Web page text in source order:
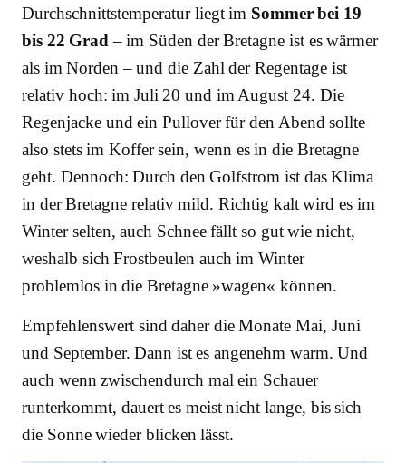
Durchschnittstemperatur liegt im Sommer bei 19
bis 22 Grad – im Süden der Bretagne ist es wärmer
als im Norden – und die Zahl der Regentage ist
relativ hoch: im Juli 20 und im August 24. Die
Regenjacke und ein Pullover für den Abend sollte
also stets im Koffer sein, wenn es in die Bretagne
geht. Dennoch: Durch den Golfstrom ist das Klima
in der Bretagne relativ mild. Richtig kalt wird es im
Winter selten, auch Schnee fällt so gut wie nicht,
weshalb sich Frostbeulen auch im Winter
problemlos in die Bretagne »wagen« können.
Empfehlenswert sind daher die Monate Mai, Juni
und September. Dann ist es angenehm warm. Und
auch wenn zwischendurch mal ein Schauer
runterkommt, dauert es meist nicht lange, bis sich
die Sonne wieder blicken lässt.